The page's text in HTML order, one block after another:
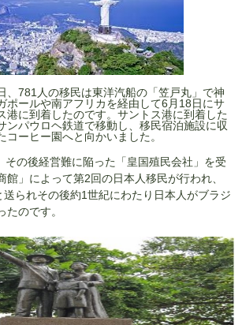
、781人の移民は東洋汽船の「笠戸丸」で神
ポールや南アフリカを経由して6月18日にサ
港に到着したのです。サントス港に到着した
ンパウロヘ鉄道で移動し、移民宿泊施設に収
コーヒー園へと向かいました。
その後経営難に陥った「皇国殖民会社」を受
館」によって第2回の日本人移民が行われ、
られその後約1世紀にわたり日本人がブラジ
たのです。